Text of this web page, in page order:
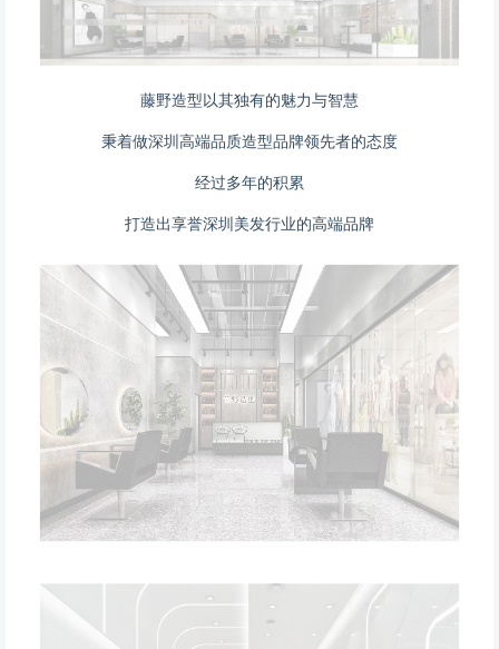
藤野造型以其独有的魅力与智慧
秉着做深圳高端品质造型品牌领先者的态度
经过多年的积累
打造出享誉深圳美发行业的高端品牌